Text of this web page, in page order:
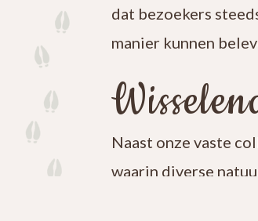
dat bezoekers
manier kunnen
Naast onze vaste
waarin diverse